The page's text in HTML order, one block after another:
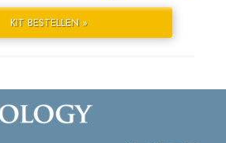
KIT BESTELLEN »